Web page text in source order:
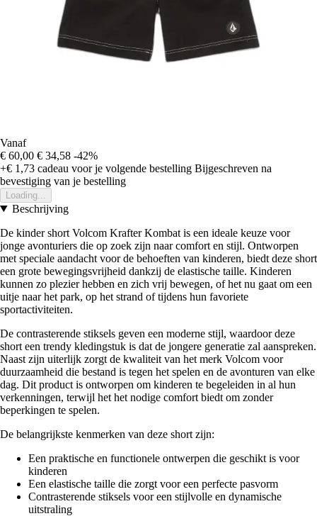
Vanaf
€ 60,00 € 34,58 -42%
+€ 1,73 cadeau voor je volgende bestelling Bijgeschreven na
bevestiging van je bestelling
Loading...
Beschrijving
De kinder short Volcom Krafter Kombat is een ideale keuze voor
jonge avonturiers die op zoek zijn naar comfort en stijl. Ontworpen
met speciale aandacht voor de behoeften van kinderen, biedt deze short
een grote bewegingsvrijheid dankzij de elastische taille. Kinderen
kunnen zo plezier hebben en zich vrij bewegen, of het nu gaat om een
uitje naar het park, op het strand of tijdens hun favoriete
sportactiviteiten.
De contrasterende stiksels geven een moderne stijl, waardoor deze
short een trendy kledingstuk is dat de jongere generatie zal aanspreken.
Naast zijn uiterlijk zorgt de kwaliteit van het merk Volcom voor
duurzaamheid die bestand is tegen het spelen en de avonturen van elke
dag. Dit product is ontworpen om kinderen te begeleiden in al hun
verkenningen, terwijl het het nodige comfort biedt om zonder
beperkingen te spelen.
De belangrijkste kenmerken van deze short zijn:
Een praktische en functionele ontwerpen die geschikt is voor
kinderen
Een elastische taille die zorgt voor een perfecte pasvorm
Contrasterende stiksels voor een stijlvolle en dynamische
uitstraling